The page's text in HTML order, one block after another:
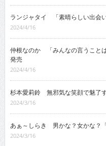
ランジャタイ 「素晴らしい出会
2024/4/16
仲根なのか 「みんなの言うこと
発売
2024/4/16
杉本愛莉鈴 無邪気な笑顔で魅了
2024/3/16
あぁ～しらき 男かな？女かな？
2024/3/16